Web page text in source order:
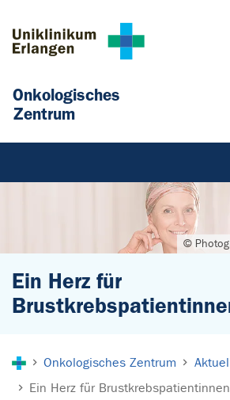
Onkologisches
Zentrum
©
Ein Herz für
Onkologisches Zentrum
Ein Herz für Brustkrebspatientinnen